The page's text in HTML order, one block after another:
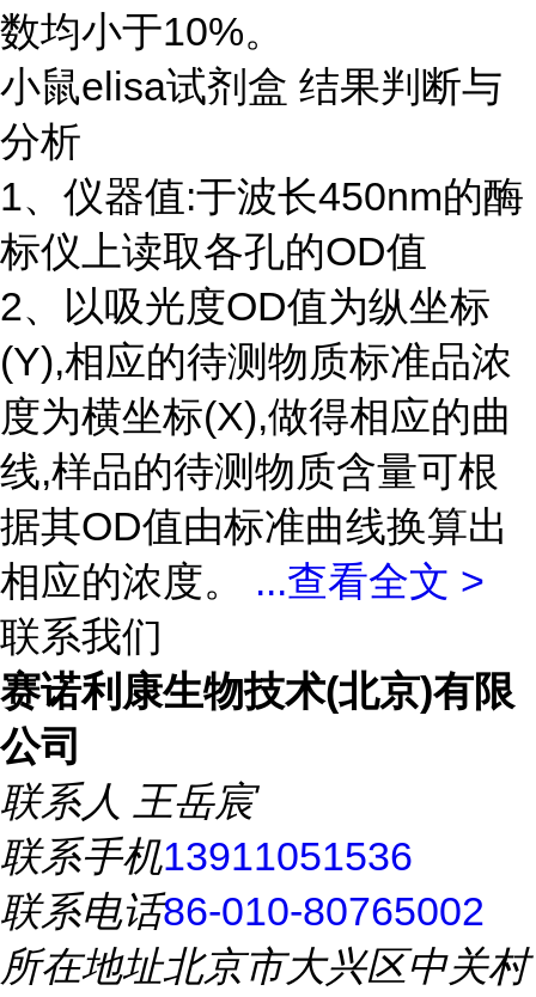
数均小于10%。
小鼠elisa试剂盒 结果判断与
分析
1、仪器值:于波长450nm的酶
标仪上读取各孔的OD值
2、以吸光度OD值为纵坐标
(Y),相应的待测物质标准品浓
度为横坐标(X),做得相应的曲
线,样品的待测物质含量可根
据其OD值由标准曲线换算出
相应的浓度。 ...查看全文 >
联系我们
赛诺利康生物技术(北京)有限
公司
联系人 王岳宸
联系手机13911051536
联系电话86-010-80765002
所在地址北京市大兴区中关村